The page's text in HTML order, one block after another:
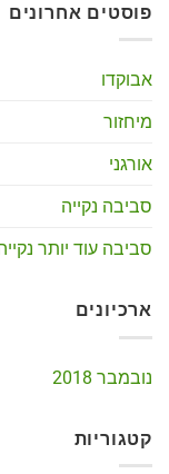
פוסטים אחרונים
אבוקדו
מיחזור
אורגני
סביבה נקייה
סביבה עוד יותר
ארכיונים
נובמבר 2018
קטגוריות